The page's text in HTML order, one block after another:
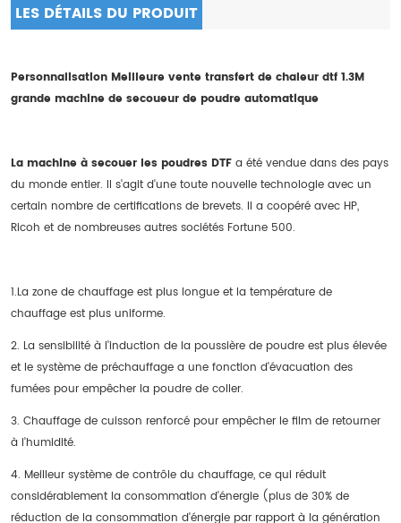
LES DÉTAILS DU PRODUIT
Personnalisation Meilleure vente transfert de chaleur dtf 1.3M
grande machine de secoueur de poudre automatique
La machine à secouer les poudres DTF a été vendue dans des pays
du monde entier. Il s'agit d'une toute nouvelle technologie avec un
certain nombre de certifications de brevets. Il a coopéré avec HP,
Ricoh et de nombreuses autres sociétés Fortune 500.
1.La zone de chauffage est plus longue et la température de
chauffage est plus uniforme.
2. La sensibilité à l'induction de la poussière de poudre est plus élevée
et le système de préchauffage a une fonction d'évacuation des
fumées pour empêcher la poudre de coller.
3. Chauffage de cuisson renforcé pour empêcher le film de retourner
à l'humidité.
4. Meilleur système de contrôle du chauffage, ce qui réduit
considérablement la consommation d'énergie (plus de 30% de
réduction de la consommation d'énergie par rapport à la génération